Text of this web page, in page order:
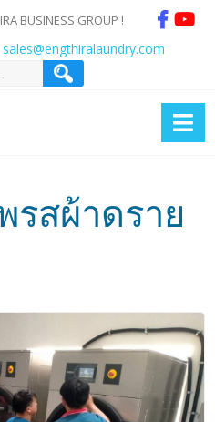
BUSINESS GROUP !
sales@engthiralaundry.com
รสผ้าดราย